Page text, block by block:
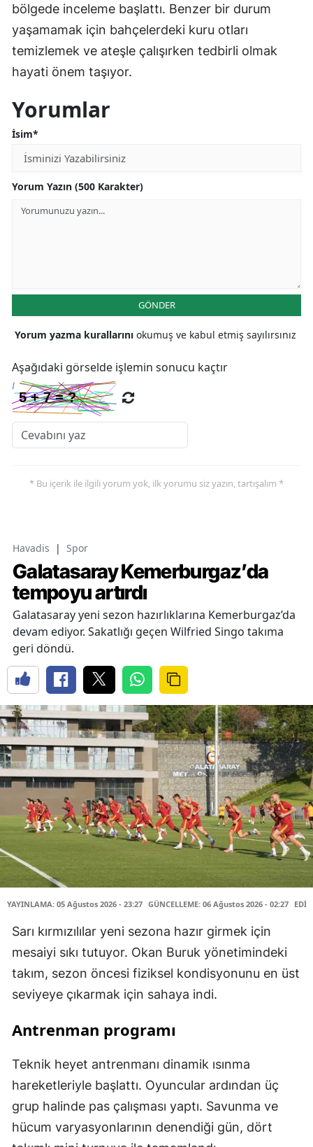
bölgede inceleme başlattı. Benzer bir durum
yaşamamak için bahçelerdeki kuru otları
temizlemek ve ateşle çalışırken tedbirli olmak
hayati önem taşıyor.
Yorumlar
İsim*
Yorum Yazın (500 Karakter)
GÖNDER
Yorum yazma kurallarını okumuş ve kabul etmiş sayılırsınız
Aşağıdaki görselde işlemin sonucu kaçtır
* Bu içerik ile ilgili yorum yok, ilk yorumu siz yazın, tartışalım *
Havadis | Spor
Galatasaray Kemerburgaz’da
tempoyu artırdı
Galatasaray yeni sezon hazırlıklarına Kemerburgaz’da
devam ediyor. Sakatlığı geçen Wilfried Singo takıma
geri döndü.
YAYINLAMA: 05 Ağustos 2026 - 23:27 GÜNCELLEME: 06 Ağustos 2026 - 02:27
Sarı kırmızılılar yeni sezona hazır girmek için
mesaiyi sıkı tutuyor. Okan Buruk yönetimindeki
takım, sezon öncesi fiziksel kondisyonunu en üst
seviyeye çıkarmak için sahaya indi.
Antrenman programı
Teknik heyet antrenmanı dinamik ısınma
hareketleriyle başlattı. Oyuncular ardından üç
grup halinde pas çalışması yaptı. Savunma ve
hücum varyasyonlarının denendiği gün, dört